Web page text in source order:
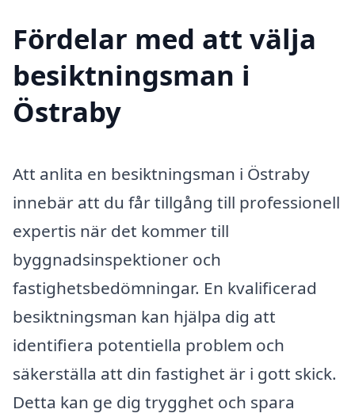
Fördelar med att välja
besiktningsman i
Östraby
Att anlita en besiktningsman i Östraby
innebär att du får tillgång till professionell
expertis när det kommer till
byggnadsinspektioner och
fastighetsbedömningar. En kvalificerad
besiktningsman kan hjälpa dig att
identifiera potentiella problem och
säkerställa att din fastighet är i gott skick.
Detta kan ge dig trygghet och spara